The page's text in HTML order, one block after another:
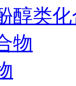
醇类
物